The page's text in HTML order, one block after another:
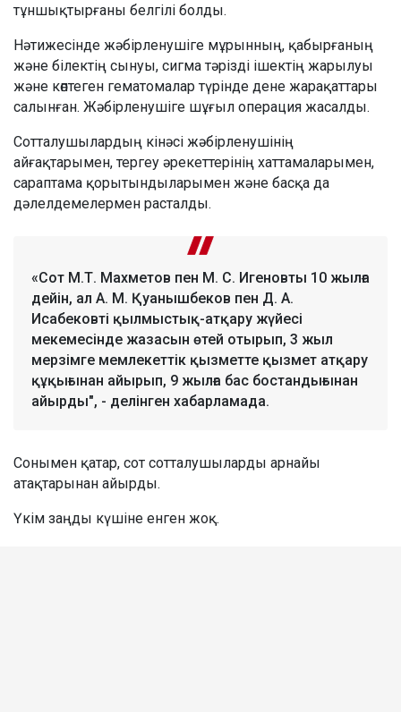
тұншықтырғаны белгілі болды.
Нәтижесінде жәбірленушіге мұрынның, қабырғаның
және білектің сынуы, сигма тәрізді ішектің жарылуы
және көптеген гематомалар түрінде дене жарақаттары
салынған. Жәбірленушіге шұғыл операция жасалды.
Сотталушылардың кінәсі жәбірленушінің
айғақтарымен, тергеу әрекеттерінің хаттамаларымен,
сараптама қорытындыларымен және басқа да
дәлелдемелермен расталды.
«Сот М.Т. Махметов пен М. С. Игеновты 10 жылға
дейін, ал А. М. Қуанышбеков пен Д. А.
Исабековті қылмыстық-атқару жүйесі
мекемесінде жазасын өтей отырып, 3 жыл
мерзімге мемлекеттік қызметте қызмет атқару
құқығынан айырып, 9 жылға бас бостандығынан
айырды", - делінген хабарламада.
Сонымен қатар, сот сотталушыларды арнайы
атақтарынан айырды.
Үкім заңды күшіне енген жоқ.